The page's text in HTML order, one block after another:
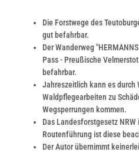
Die Forstwege des
gut befahrbar.
Der Wanderweg
Pass - Preußische
befahrbar.
Jahreszeitlich kann es durch
Waldpflegearbeiten zu
Wegsperrungen kommen.
Das Landesforstgesetz
Routenführung ist diese
Der Autor übernimmt